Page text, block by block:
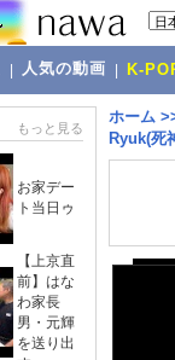
人気の動画 K-
もっと見る
お家デー
ト当日ゥ
【上京直
前】はな
わ家長
男・元輝
を送り出
ホーム
Ryuk(死